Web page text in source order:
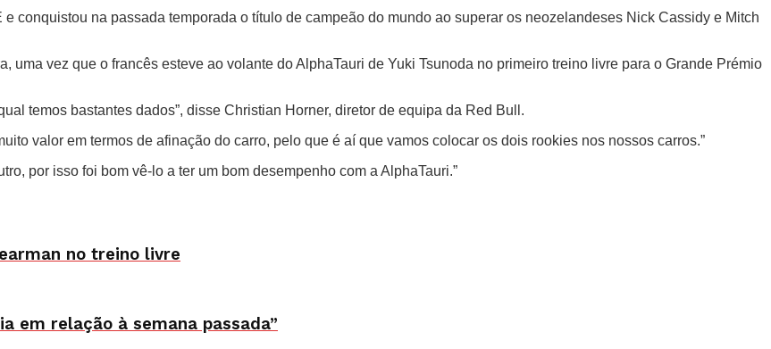
conquistou na passada temporada o título de campeão do mundo ao superar os neozelandeses Nick Cassidy e Mitch
uma vez que o francês esteve ao volante do AlphaTauri de Yuki Tsunoda no primeiro treino livre para o Grande Prémio
temos bastantes dados”, disse Christian Horner, diretor de equipa da Red Bull.
valor em termos de afinação do carro, pelo que é aí que vamos colocar os dois rookies nos nossos carros.”
por isso foi bom vê-lo a ter um bom desempenho com a AlphaTauri.”
no treino livre
em relação à semana passada”